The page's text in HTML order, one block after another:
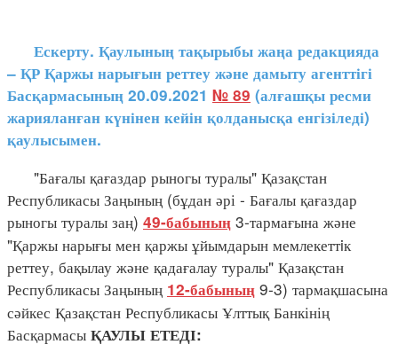
Ескерту. Қаулының тақырыбы жаңа редакцияда
– ҚР Қаржы нарығын реттеу және дамыту агенттігі
Басқармасының 20.09.2021 № 89 (алғашқы ресми
жарияланған күнінен кейін қолданысқа енгізіледі)
қаулысымен.
"Бағалы қағаздар рыногы туралы" Қазақстан
Республикасы Заңының (бұдан әрі - Бағалы қағаздар
рыногы туралы заң) 49-бабының 3-тармағына және
"Қаржы нарығы мен қаржы ұйымдарын мемлекеттiк
реттеу, бақылау және қадағалау туралы" Қазақстан
Республикасы Заңының 12-бабының 9-3) тармақшасына
сәйкес Қазақстан Республикасы Ұлттық Банкінің
Басқармасы ҚАУЛЫ ЕТЕДІ: